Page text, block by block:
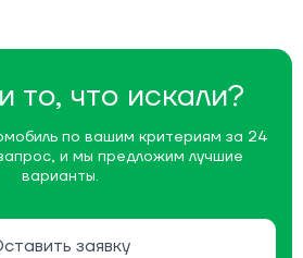
то, что искали?
по вашим критериям за 24
и мы предложим лучшие
варианты.
заявку